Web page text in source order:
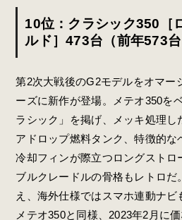
10位：クラシック350［
ルド］473台（前年573台
第2次大戦後のG2モデルをオマー
ーズに新作が登場。メテオ350を
ラシック」を掲げ、メッキ処理し
アドロップ燃料タンク、特徴的な
冷却フィンが際立つロングストロ
ブルクレードルの骨格もレトロ
え、海外仕様ではスマホ連動ナビ
メテオ350と同様、2023年2月に価